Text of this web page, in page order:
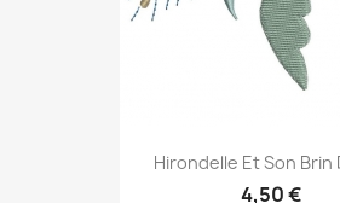
Hirondelle Et Son Brin
4,50 €